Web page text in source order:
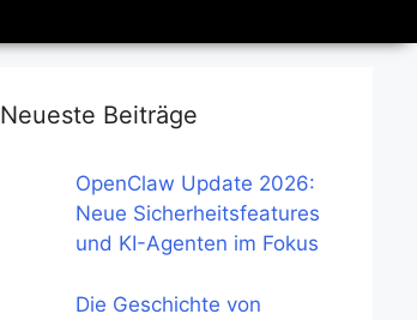
Neueste Beiträge
OpenClaw Update 2026:
Neue Sicherheitsfeatures
und KI-Agenten im Fokus
Die Geschichte von